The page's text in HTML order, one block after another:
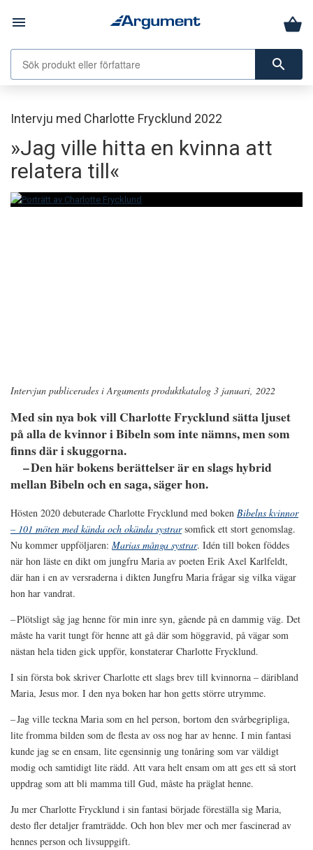
menu
search
Intervju med Charlotte Frycklund 2022
»Jag ville hitta en kvinna att
relatera till«
Intervjun publicerades i Arguments produktkatalog 3 januari, 2022
Med sin nya bok vill Charlotte Frycklund sätta ljuset
på alla de kvinnor i Bibeln som inte nämns, men som
finns där i skuggorna.
– Den här bokens berättelser är en slags hybrid
mellan Bibeln och en saga, säger hon.
Hösten 2020 debuterade Charlotte Frycklund med boken Bibelns kvinnor
– 101 möten med kända och okända systrar somfick ett stort genomslag.
Nu kommer uppföljaren: Marias många systrar. Idén till boken föddes
när hon läste en dikt om jungfru Maria av poeten Erik Axel Karlfeldt,
där han i en av versraderna i dikten Jungfru Maria frågar sig vilka vägar
hon har vandrat.
– Plötsligt såg jag henne för min inre syn, gående på en dammig väg. Det
måste ha varit tungt för henne att gå där som höggravid, på vägar som
nästan hela tiden gick uppför, konstaterar Charlotte Frycklund.
I sin första bok skriver Charlotte ett slags brev till kvinnorna – däribland
Maria, Jesus mor. I den nya boken har hon getts större utrymme.
– Jag ville teckna Maria som en hel person, bortom den svårbegripliga,
lite fromma bilden som de flesta av oss nog har av henne. I min fantasi
kunde jag se en ensam, lite egensinnig ung tonåring som var väldigt
modig och samtidigt lite rädd. Att vara helt ensam om att ges ett så stort
uppdrag som att bli mamma till Gud, måste ha präglat henne.
Ju mer Charlotte Frycklund i sin fantasi började föreställa sig Maria,
desto fler detaljer framträdde. Och hon blev mer och mer fa­scinerad av
hennes person och livsuppgift.